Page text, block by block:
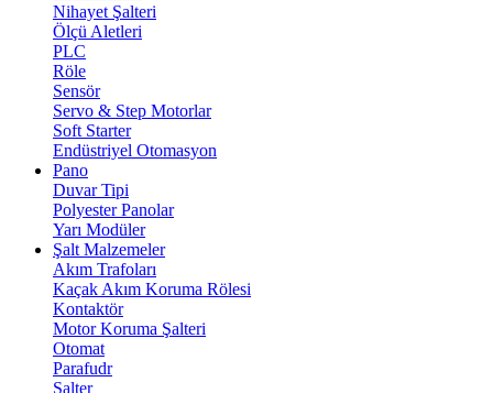
Nihayet Şalteri
Ölçü Aletleri
PLC
Röle
Sensör
Servo & Step Motorlar
Soft Starter
Endüstriyel Otomasyon
Pano
Duvar Tipi
Polyester Panolar
Yarı Modüler
Şalt Malzemeler
Akım Trafoları
Kaçak Akım Koruma Rölesi
Kontaktör
Motor Koruma Şalteri
Otomat
Parafudr
Şalter